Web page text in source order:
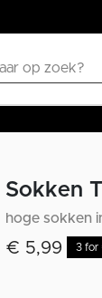
Sokken
hoge sokken
€ 5,99 3 for